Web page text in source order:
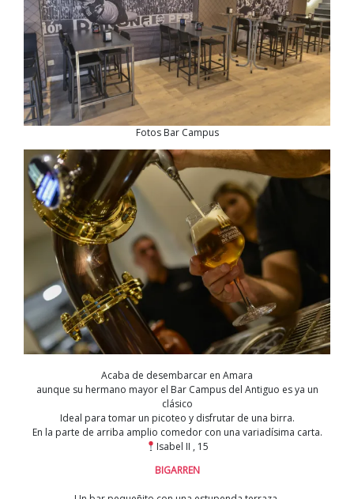
Fotos Bar Campus
Acaba de desembarcar en Amara
aunque su hermano mayor el Bar Campus del Antiguo es ya un
clásico
Ideal para tomar un picoteo y disfrutar de una birra.
En la parte de arriba amplio comedor con una variadísima carta.
Isabel II , 15
BIGARREN